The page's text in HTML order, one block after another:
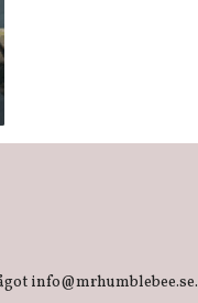
info@mrhumblebee.se.